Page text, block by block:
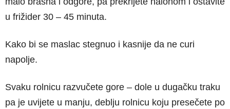
u frižider 30 – 45 minuta.
Kako bi se maslac stegnuo i kasnije da ne curi
napolje.
Svaku rolnicu razvučete gore – dole u dugačku traku
pa je uvijete u manju, deblju rolnicu koju presečete po